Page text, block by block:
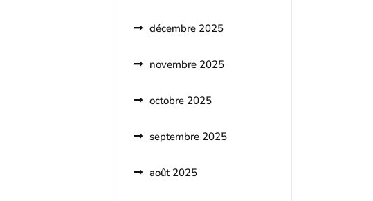
décembre 2025
novembre 2025
octobre 2025
septembre 2025
août 2025